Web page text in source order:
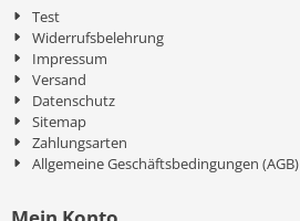
Test
Widerrufsbelehrung
Impressum
Versand
Datenschutz
Sitemap
Zahlungsarten
Allgemeine Geschäftsbedingungen (AGB)